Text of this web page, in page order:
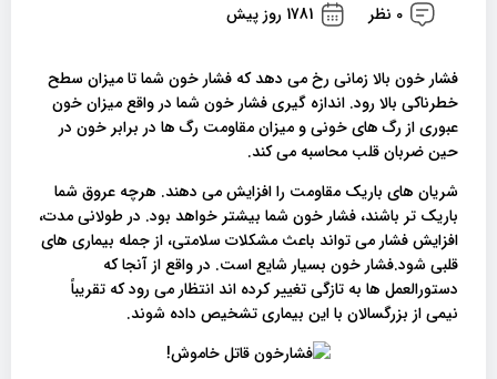
0 نظر 1781 روز پیش
فشار خون بالا زمانی رخ می دهد که فشار خون شما تا میزان سطح
خطرناکی بالا رود. اندازه گیری فشار خون شما در واقع میزان خون
عبوری از رگ های خونی و میزان مقاومت رگ ها در برابر خون در
حین ضربان قلب محاسبه می کند.
شریان های باریک مقاومت را افزایش می دهند. هرچه عروق شما
باریک تر باشند، فشار خون شما بیشتر خواهد بود. در طولانی مدت،
افزایش فشار می تواند باعث مشکلات سلامتی، از جمله بیماری های
قلبی شود.فشار خون بسیار شایع است. در واقع از آنجا که
دستورالعمل ها به تازگی تغییر کرده اند انتظار می رود که تقریباً
نیمی از بزرگسالان با این بیماری تشخیص داده شوند.